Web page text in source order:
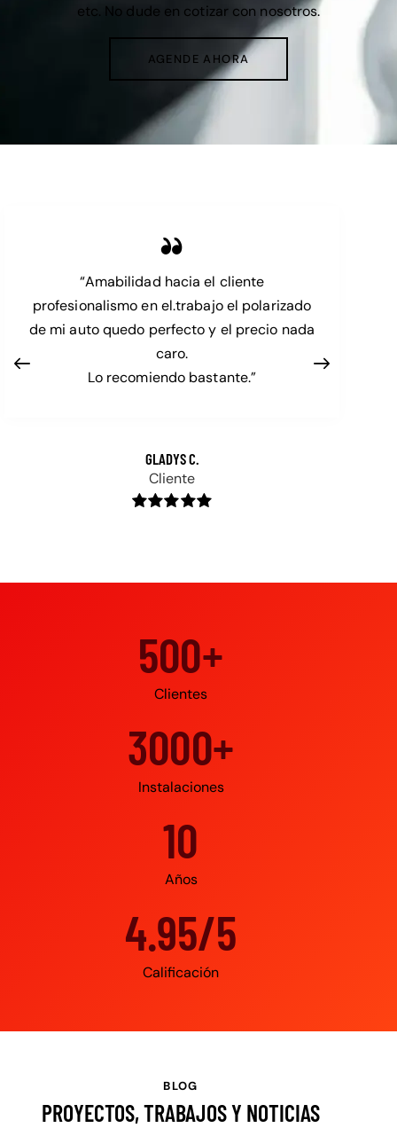
etc. No dude en cotizar con nosotros.
AGENDE AHORA
“Amabilidad hacia el cliente
profesionalismo en el.trabajo el polarizado
de mi auto quedo perfecto y el precio nada
caro.
Lo recomiendo bastante.”
GLADYS C.
Cliente
500+
Clientes
3000+
Instalaciones
10
Años
4.95/5
Calificación
BLOG
PROYECTOS, TRABAJOS Y NOTICIAS